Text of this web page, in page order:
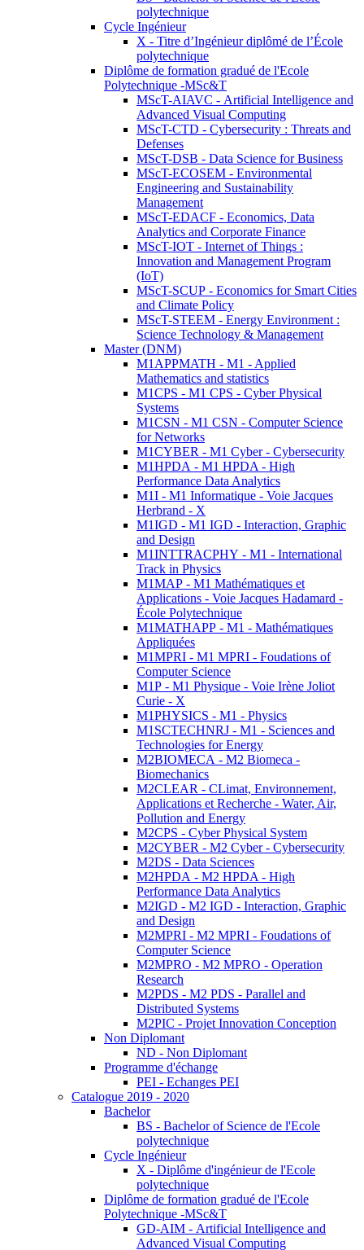
polytechnique
Cycle Ingénieur
X - Titre d’Ingénieur diplômé de l’École
polytechnique
Diplôme de formation gradué de l'Ecole
Polytechnique -MSc&T
MScT-AIAVC - Artificial Intelligence and
Advanced Visual Computing
MScT-CTD - Cybersecurity : Threats and
Defenses
MScT-DSB - Data Science for Business
MScT-ECOSEM - Environmental
Engineering and Sustainability
Management
MScT-EDACF - Economics, Data
Analytics and Corporate Finance
MScT-IOT - Internet of Things :
Innovation and Management Program
(IoT)
MScT-SCUP - Economics for Smart Cities
and Climate Policy
MScT-STEEM - Energy Environment :
Science Technology & Management
Master (DNM)
M1APPMATH - M1 - Applied
Mathematics and statistics
M1CPS - M1 CPS - Cyber Physical
Systems
M1CSN - M1 CSN - Computer Science
for Networks
M1CYBER - M1 Cyber - Cybersecurity
M1HPDA - M1 HPDA - High
Performance Data Analytics
M1I - M1 Informatique - Voie Jacques
Herbrand - X
M1IGD - M1 IGD - Interaction, Graphic
and Design
M1INTTRACPHY - M1 - International
Track in Physics
M1MAP - M1 Mathématiques et
Applications - Voie Jacques Hadamard -
École Polytechnique
M1MATHAPP - M1 - Mathématiques
Appliquées
M1MPRI - M1 MPRI - Foudations of
Computer Science
M1P - M1 Physique - Voie Irène Joliot
Curie - X
M1PHYSICS - M1 - Physics
M1SCTECHNRJ - M1 - Sciences and
Technologies for Energy
M2BIOMECA - M2 Biomeca -
Biomechanics
M2CLEAR - CLimat, Environnement,
Applications et Recherche - Water, Air,
Pollution and Energy
M2CPS - Cyber Physical System
M2CYBER - M2 Cyber - Cybersecurity
M2DS - Data Sciences
M2HPDA - M2 HPDA - High
Performance Data Analytics
M2IGD - M2 IGD - Interaction, Graphic
and Design
M2MPRI - M2 MPRI - Foudations of
Computer Science
M2MPRO - M2 MPRO - Operation
Research
M2PDS - M2 PDS - Parallel and
Distributed Systems
M2PIC - Projet Innovation Conception
Non Diplomant
ND - Non Diplomant
Programme d'échange
PEI - Echanges PEI
Catalogue 2019 - 2020
Bachelor
BS - Bachelor of Science de l'Ecole
polytechnique
Cycle Ingénieur
X - Diplôme d'ingénieur de l'Ecole
polytechnique
Diplôme de formation gradué de l'Ecole
Polytechnique -MSc&T
GD-AIM - Artificial Intelligence and
Advanced Visual Computing